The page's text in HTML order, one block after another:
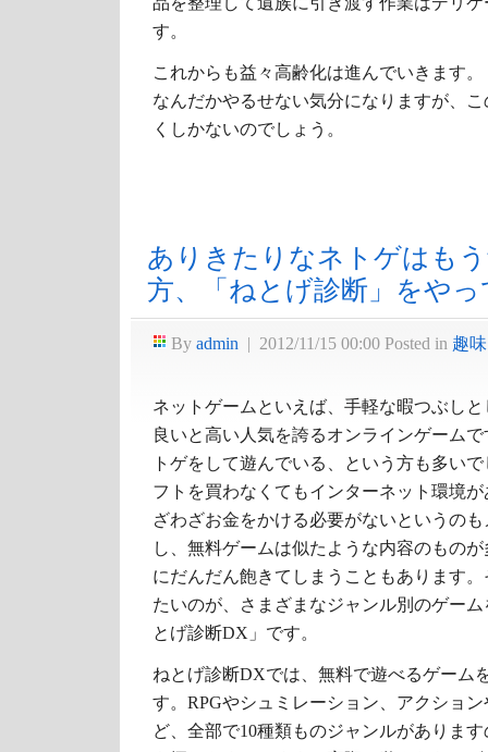
す。
これからも益々高齢化は進んでいきます。
なんだかやるせない気分になりますが、
くしかないのでしょう。
ありきたりなネトゲはも
方、「ねとげ診断」をや
By admin | 2012/11/15 00:00 Posted in 趣味
ネットゲームといえば、手軽な暇つぶし
良いと高い人気を誇るオンラインゲーム
トゲをして遊んでいる、という方も多い
フトを買わなくてもインターネット環境
ざわざお金をかける必要がないというの
し、無料ゲームは似たような内容のもの
にだんだん飽きてしまうこともあります
たいのが、さまざまなジャンル別のゲー
とげ診断DX」です。
ねとげ診断DXでは、無料で遊べるゲーム
す。RPGやシュミレーション、アクショ
ど、全部で10種類ものジャンルがありま